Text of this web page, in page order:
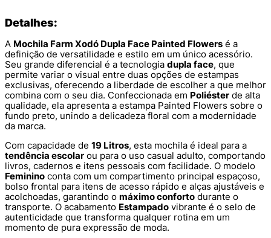
Detalhes:
A Mochila Farm Xodó Dupla Face Painted Flowers é a
definição de versatilidade e estilo em um único acessório.
Seu grande diferencial é a tecnologia dupla face, que
permite variar o visual entre duas opções de estampas
exclusivas, oferecendo a liberdade de escolher a que melhor
combina com o seu dia. Confeccionada em Poliéster de alta
qualidade, ela apresenta a estampa Painted Flowers sobre o
fundo preto, unindo a delicadeza floral com a modernidade
da marca.
Com capacidade de 19 Litros, esta mochila é ideal para a
tendência escolar ou para o uso casual adulto, comportando
livros, cadernos e itens pessoais com facilidade. O modelo
Feminino conta com um compartimento principal espaçoso,
bolso frontal para itens de acesso rápido e alças ajustáveis e
acolchoadas, garantindo o máximo conforto durante o
transporte. O acabamento Estampado vibrante é o selo de
autenticidade que transforma qualquer rotina em um
momento de pura expressão de moda.